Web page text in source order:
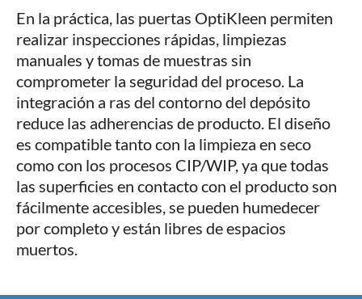
En la práctica, las puertas OptiKleen permiten
realizar inspecciones rápidas, limpiezas
manuales y tomas de muestras sin
comprometer la seguridad del proceso. La
integración a ras del contorno del depósito
reduce las adherencias de producto. El diseño
es compatible tanto con la limpieza en seco
como con los procesos CIP/WIP, ya que todas
las superficies en contacto con el producto son
fácilmente accesibles, se pueden humedecer
por completo y están libres de espacios
muertos.